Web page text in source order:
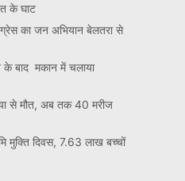
के घाट
का जन अभियान बेलतरा से
के बाद मकान में चलाया
से मौत, अब तक 40 मरीज
मुक्ति दिवस, 7.63 लाख बच्चों